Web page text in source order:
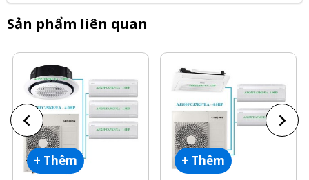
Sản phẩm liên quan
+ Thêm + Thêm